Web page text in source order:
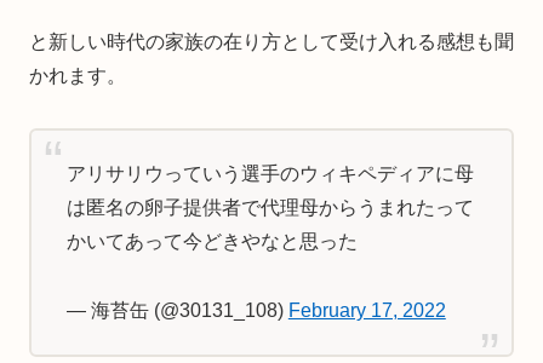
と新しい時代の家族の在り方として受け入れる感想も聞
かれます。
アリサリウっていう選手のウィキペディアに母
は匿名の卵子提供者で代理母からうまれたって
かいてあって今どきやなと思った
— 海苔缶 (@30131_108) February 17, 2022